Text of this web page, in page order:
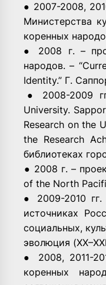
● ­2007-­2008,
Министерства
коренных
● ­2008 г. –
народов. –
Identity.” Г.
­● 2008-­2009
University.
Research on the
the Research
библиотеках
­● 2008 г. –
of the North
● ­2009-­2010 гг.
источниках
социальных,
эволюция
● 2008, 2011­-
коренных